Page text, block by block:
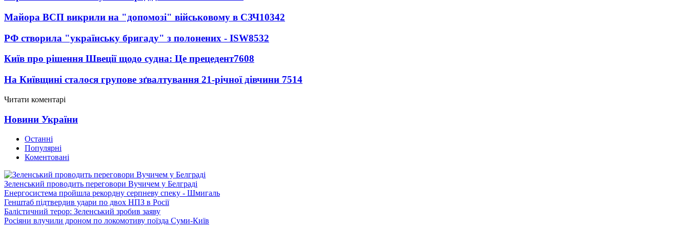
Майора ВСП викрили на "допомозі" військовому в СЗЧ10342
РФ створила "українську бригаду" з полонених - ISW8532
Київ про рішення Швеції щодо судна: Це прецедент7608
На Київщині сталося групове зґвалтування 21-річної дівчини 7514
Читати коментарі
Новини України
Останні
Популярні
Коментовані
Зеленський проводить переговори Вучичем у Белграді
Енергосистема пройшла рекордну серпневу спеку - Шмигаль
Генштаб підтвердив удари по двох НПЗ в Росії
Балістичний терор: Зеленський зробив заяву
Росіяни влучили дроном по локомотиву поїзда Суми-Київ